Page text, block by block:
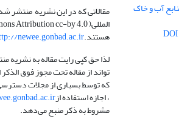
آب و خاک
مقالاتی که در این نشریه منتشر
هستند.newee.gonbad.ac.ir
لذا حق کپی رایت مقاله به نشریه
تواند از مقاله تحت مجوز فوق
که توسط بسیاری از مجلات
، اجازه استفاده از
مشروط به ذکر منبع می‌دهد.